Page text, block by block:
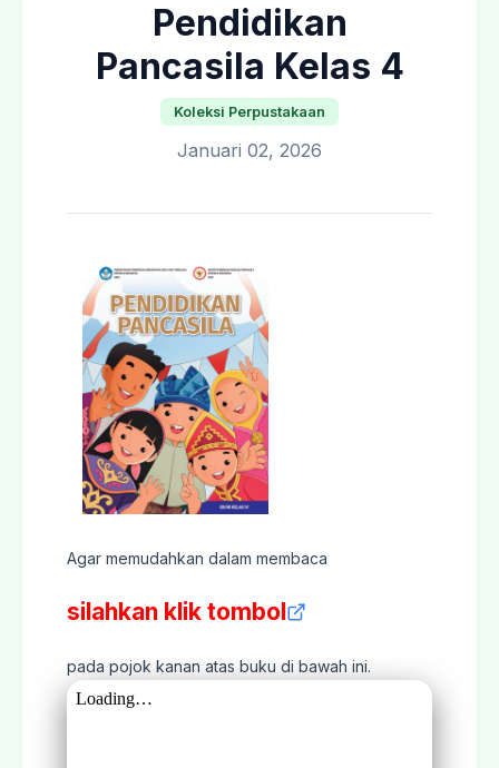
Pendidikan
Pancasila Kelas 4
Koleksi Perpustakaan
Januari 02, 2026
Agar memudahkan dalam membaca
silahkan klik tombol
pada pojok kanan atas buku di bawah ini.